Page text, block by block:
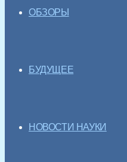
ОБЗОРЫ
БУДУЩЕЕ
НОВОСТИ НАУКИ